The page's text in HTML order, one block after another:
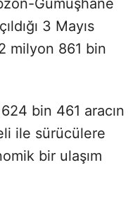
3 Mayıs
milyon 861 bin
bin 461 aracın
ile sürücülere
bir ulaşım